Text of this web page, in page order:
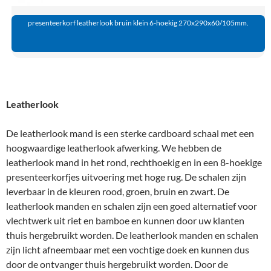
presenteerkorf leatherlook bruin klein 6-hoekig 270x290x60/105mm.
Leatherlook
De leatherlook mand is een sterke cardboard schaal met een
hoogwaardige leatherlook afwerking. We hebben de
leatherlook mand in het rond, rechthoekig en in een 8-hoekige
presenteerkorfjes uitvoering met hoge rug. De schalen zijn
leverbaar in de kleuren rood, groen, bruin en zwart. De
leatherlook manden en schalen zijn een goed alternatief voor
vlechtwerk uit riet en bamboe en kunnen door uw klanten
thuis hergebruikt worden. De leatherlook manden en schalen
zijn licht afneembaar met een vochtige doek en kunnen dus
door de ontvanger thuis hergebruikt worden. Door de